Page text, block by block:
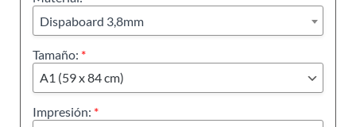
Dispaboard 3,8mm
Tamaño: *
Impresión: *